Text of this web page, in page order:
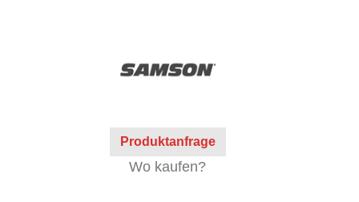
Produktanfrage
Wo kaufen?